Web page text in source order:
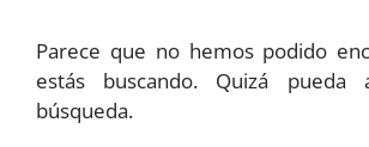
Parece que no hemos podido
estás buscando. Quizá pueda
búsqueda.